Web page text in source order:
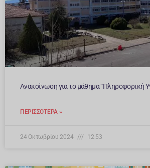
Ανακοίνωση για το μάθημα “Πληροφορική
ΠΕΡΙΣΣΌΤΕΡΑ »
24 Οκτωβρίου 2024 12:53